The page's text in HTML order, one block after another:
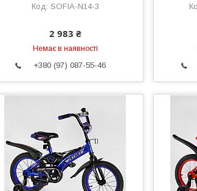
SOFIA-N14-3
2 983 ₴
Немає в наявності
+380 (97) 087-55-46